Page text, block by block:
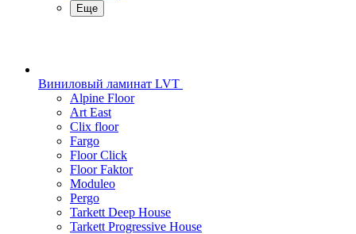
Еще
Виниловый ламинат LVT
Alpine Floor
Art East
Clix floor
Fargo
Floor Click
Floor Faktor
Moduleo
Pergo
Tarkett Deep House
Tarkett Progressive House